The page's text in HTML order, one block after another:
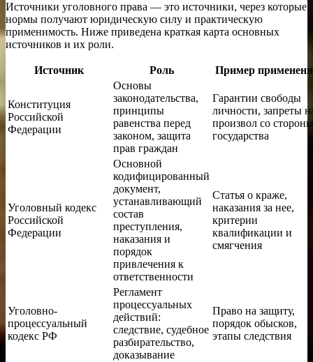
Источники уголовного права — это источники, через которые
нормы получают юридическую силу и практическую
применимость. Ниже приведена краткая карта основных
источников и их роли.
Источник Роль Пример
Конституция
Российской
Федерации
Основы
законодательства,
принципы
равенства перед
законом, защита
прав граждан
Гарантии свободы
личности, запреты
произвол со стороны
государства
Уголовный кодекс
Российской
Федерации
Основной
кодифицированный
документ,
устанавливающий
состав
преступления,
наказания и
порядок
привлечения к
ответственности
Статья о краже,
наказания за нее,
критерии
квалификации и
смягчения
Уголовно-
процессуальный
кодекс РФ
Регламент
процессуальных
действий:
следствие, судебное
разбирательство,
доказывание
Право на защиту,
порядок обысков,
этапы следствия